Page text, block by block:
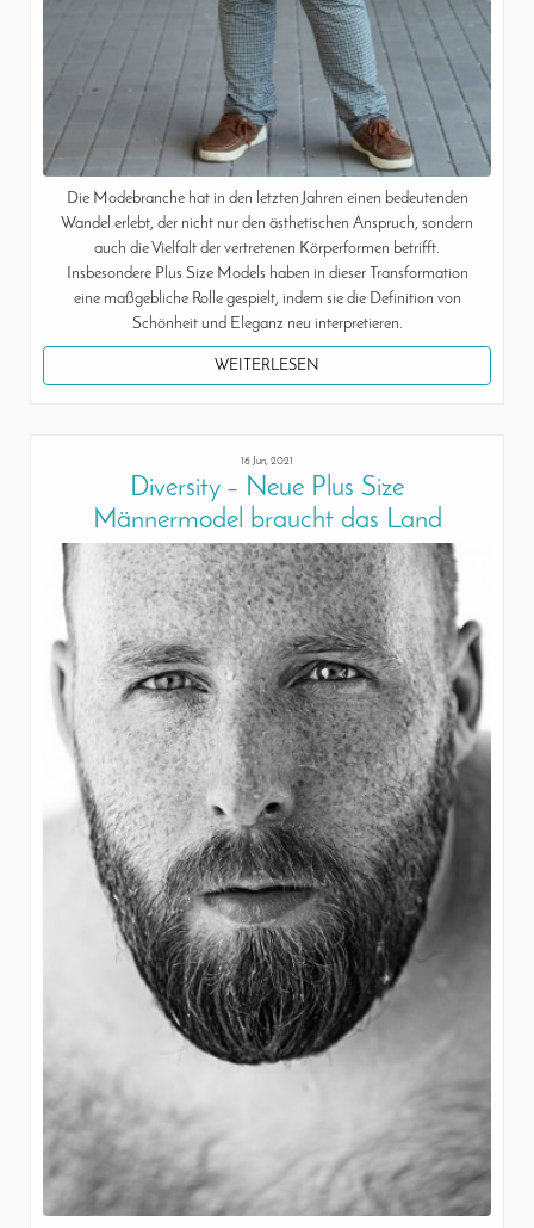
Die Modebranche hat in den letzten Jahren einen bedeutenden
Wandel erlebt, der nicht nur den ästhetischen Anspruch, sondern
auch die Vielfalt der vertretenen Körperformen betrifft.
Insbesondere Plus Size Models haben in dieser Transformation
eine maßgebliche Rolle gespielt, indem sie die Definition von
Schönheit und Eleganz neu interpretieren.
WEITERLESEN
16 Jun, 2021
Diversity – Neue Plus Size
Männermodel braucht das Land